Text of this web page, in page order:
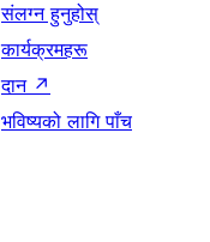
संलग्न हुनुहोस्
कार्यक्रमहरू
दान ↗
भविष्यको लागि पाँच